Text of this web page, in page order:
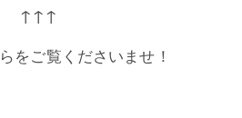
↑↑↑
をご覧くださいませ！